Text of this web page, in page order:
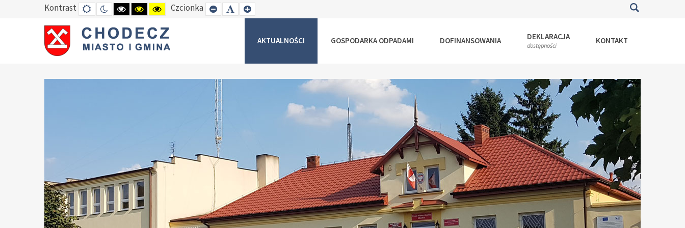
Kontrast DEFAULT
MODE
TRYB
NOCNY
HIGH
CONTRAST
BLACK
WHITE
MODE
HIGH
CONTRAST
BLACK
YELLOW
MODE
HIGH
CONTRAST
YELLOW
BLACK
MODE
Czcionka SET
SMALLER
SET
DEFAULT
SET
LARGER
AKTUALNOŚCI GOSPODARKA ODPADAMI DOFINANSOWANIA DEKLARACJA
dostępności KONTAKT